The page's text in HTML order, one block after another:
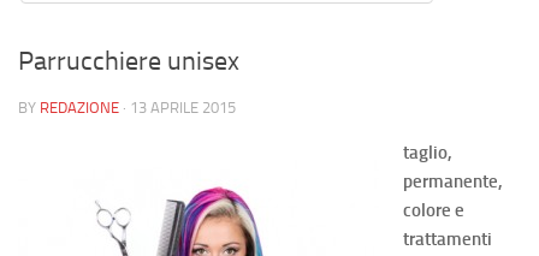
Parrucchiere unisex
BY REDAZIONE · 13 APRILE 2015
taglio,
permanente,
colore e
trattamenti